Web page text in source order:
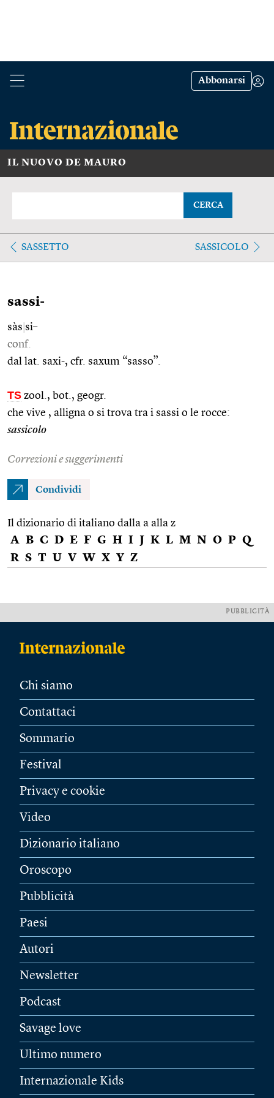
Abbonarsi
IL NUOVO DE MAURO
CERCA
SASSETTO SASSICOLO
sassi-
sàs si–
conf.
dal lat. saxi-, cfr. saxum “sasso”.
TS zool., bot., geogr.
che vive , alligna o si trova tra i sassi o le rocce:
sassicolo
Correzioni e suggerimenti
Condividi
Il dizionario di italiano dalla a alla z
A B C D E F G H I J K L M N O P Q
R S T U V W X Y Z
PUBBLICITÀ
Chi siamo
Contattaci
Sommario
Festival
Privacy e cookie
Video
Dizionario italiano
Oroscopo
Pubblicità
Paesi
Autori
Newsletter
Podcast
Savage love
Ultimo numero
Internazionale Kids